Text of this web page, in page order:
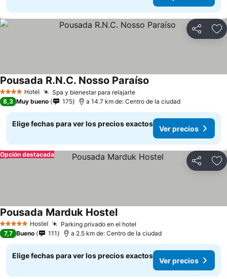
Compartir
4 EstrellasHotel Spa y bienestar para relajarte
Pousada R.N.C. Nosso Paraíso
8,3 Muy bueno 175 a 14.7 km de: Centro de la ciudad
Elige fechas para ver los precios exactos
Ver precios
Compartir
Opción destacada
5 Estrellas Hostel Parking privado en el hotel
Pousada Marduk Hostel
7,7 Bueno 111 a 2.5 km de: Centro de la ciudad
Elige fechas para ver los precios exactos
Ver precios